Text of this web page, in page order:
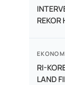
REKOR
RI-
LAND